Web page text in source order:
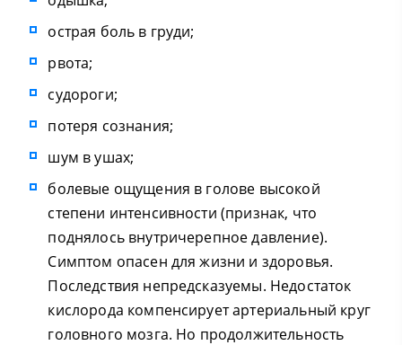
острая боль в груди;
рвота;
судороги;
потеря сознания;
шум в ушах;
болевые ощущения в голове высокой
степени интенсивности (признак, что
поднялось внутричерепное давление).
Симптом опасен для жизни и здоровья.
Последствия непредсказуемы. Недостаток
кислорода компенсирует артериальный круг
головного мозга. Но продолжительность